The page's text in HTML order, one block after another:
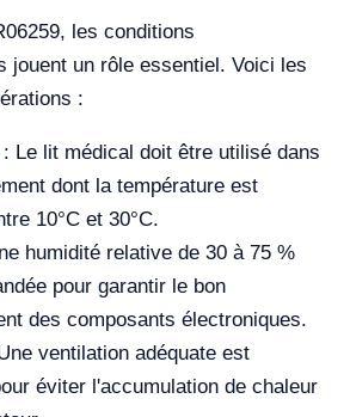
les conditions
jouent un rôle essentiel. Voici les
:
: Le lit médical doit être utilisé dans
dont la température est
10°C et 30°C.
humidité relative de 30 à 75 %
pour garantir le bon
des composants électroniques.
ventilation adéquate est
éviter l'accumulation de chaleur